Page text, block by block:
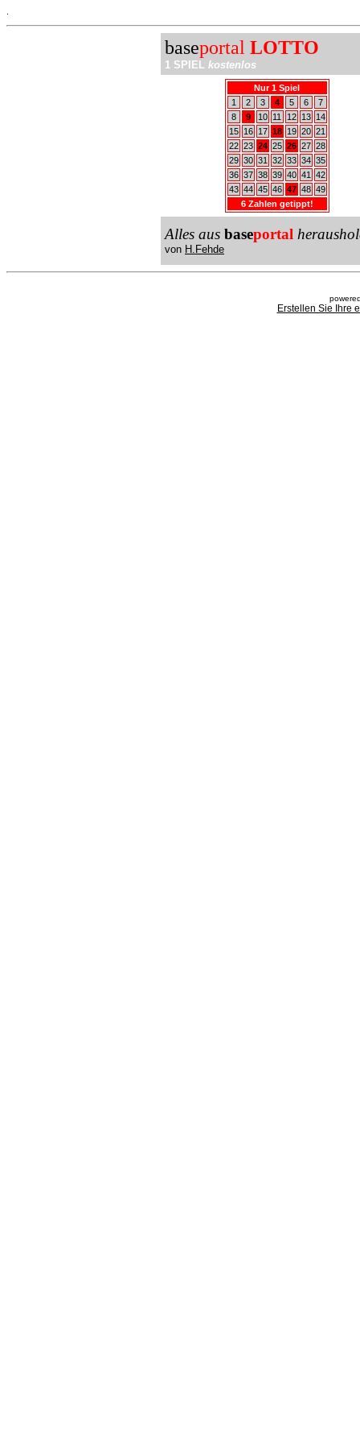
baseportal LOTTO
1 SPIEL kostenlos
Nur 1 Spiel
1
2 3 4 5 6
7
8
9 10 11 12 13
14
15
16 17 18 19 20 21
22 23 24 25 26 27 28
29 30 31 32 33 34 35
36 37 38 39 40 41
42
43 44 45 46 47 48 49
6 Zahlen getippt!
Alles aus baseportal
von H.Fehde
Erstellen Sie Ihre